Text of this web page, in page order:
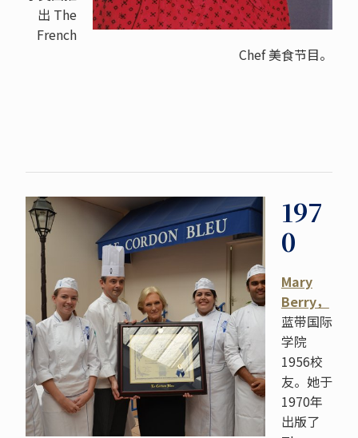
出 The
French
Chef美食节目。
197
0
Mary
Berry，
蓝带国际
学院
1956校
友。她于
1970年
出版了